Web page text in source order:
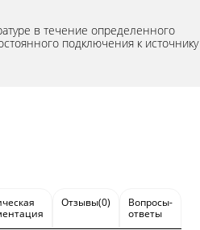
в течение определенного
подключения к источнику
Отзывы(0)
Вопросы-
ответы